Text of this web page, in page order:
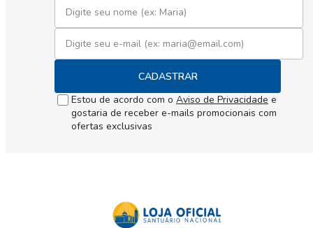
CADASTRAR
Estou de acordo com o Aviso de Privacidade e
gostaria de receber e-mails promocionais com
ofertas exclusivas